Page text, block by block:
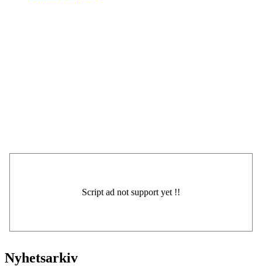
Nyhetsarkiv